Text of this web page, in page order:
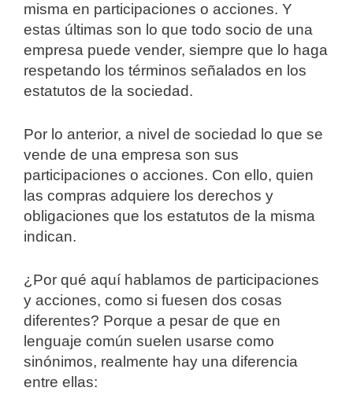
misma en participaciones o acciones. Y
estas últimas son lo que todo socio de una
empresa puede vender, siempre que lo haga
respetando los términos señalados en los
estatutos de la sociedad.
Por lo anterior, a nivel de sociedad lo que se
vende de una empresa son sus
participaciones o acciones. Con ello, quien
las compras adquiere los derechos y
obligaciones que los estatutos de la misma
indican.
¿Por qué aquí hablamos de participaciones
y acciones, como si fuesen dos cosas
diferentes? Porque a pesar de que en
lenguaje común suelen usarse como
sinónimos, realmente hay una diferencia
entre ellas: